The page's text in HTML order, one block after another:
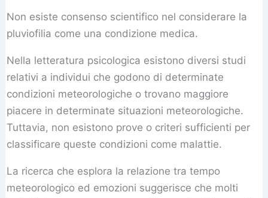
Non esiste consenso scientifico nel considerare la
pluviofilia come una condizione medica.
Nella letteratura psicologica esistono diversi studi
relativi a individui che godono di determinate
condizioni meteorologiche o trovano maggiore
piacere in determinate situazioni meteorologiche.
Tuttavia, non esistono prove o criteri sufficienti per
classificare queste condizioni come malattie.
La ricerca che esplora la relazione tra tempo
meteorologico ed emozioni suggerisce che molti